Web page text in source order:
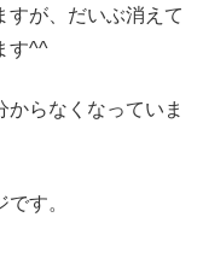
すが、だいぶ消えて
す^^
らなくなっていま
す。